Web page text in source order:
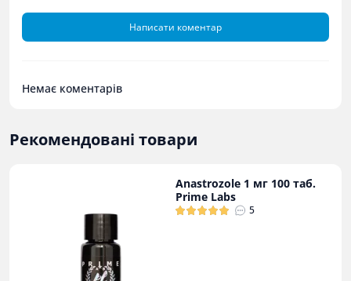
Написати коментар
Немає коментарів
Рекомендовані товари
Anastrozole 1 мг 100 таб.
Prime Labs
5